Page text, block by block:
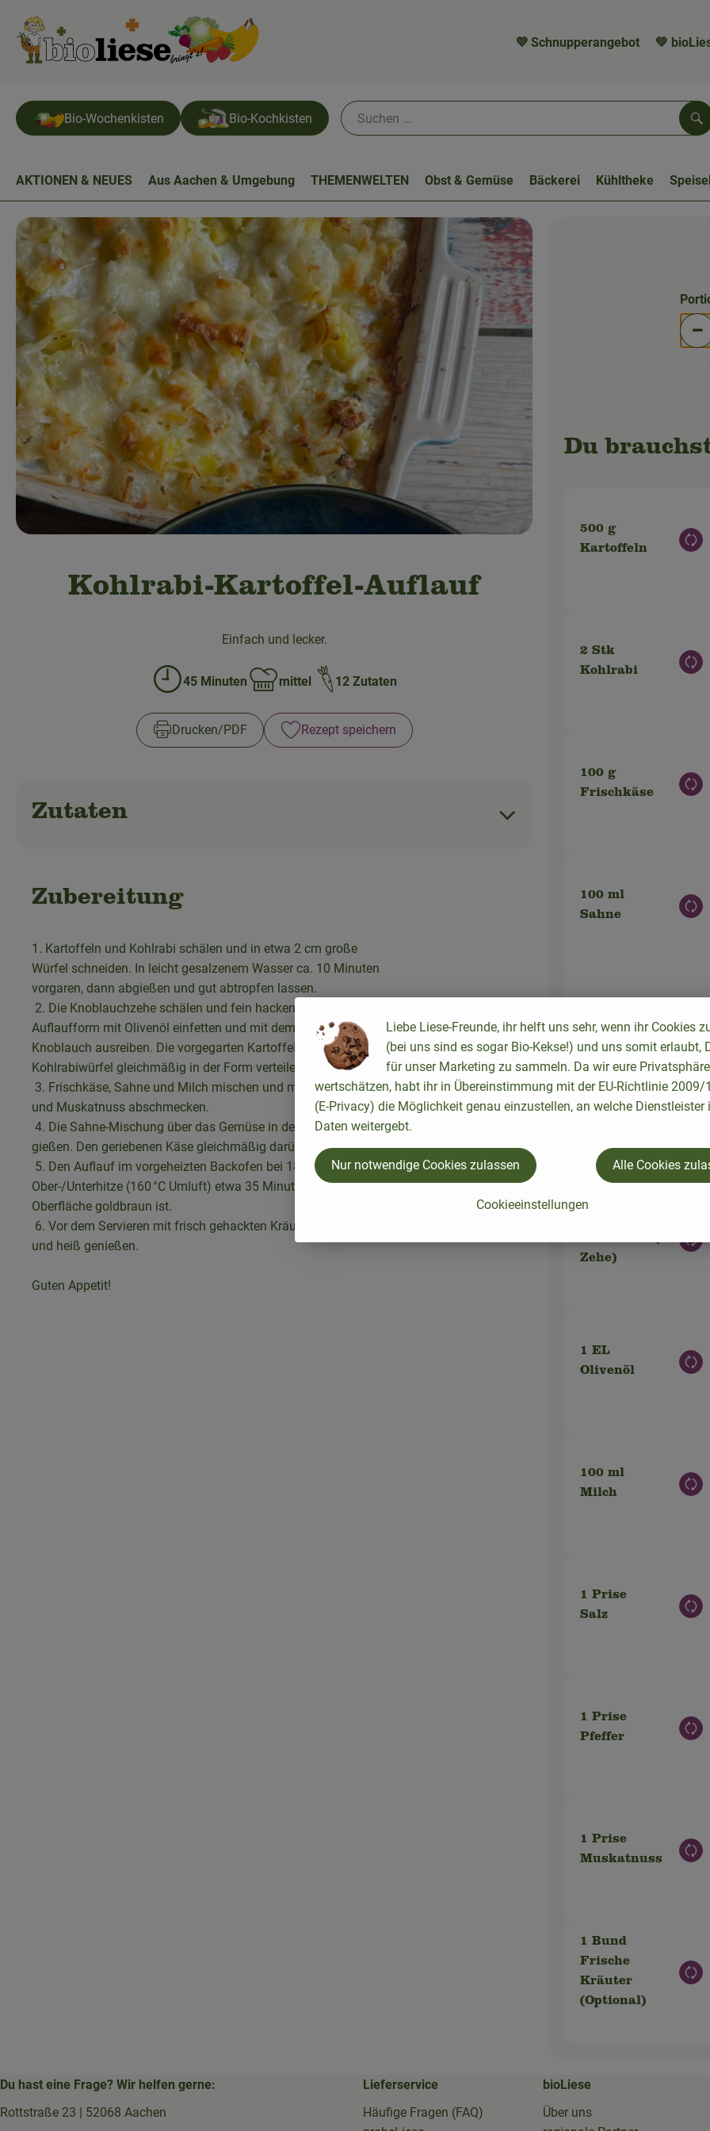
💜 Schnupperangebot 💚
Bio-Wochenkisten Bio-Kochkisten
AKTIONEN & NEUES Aus Aachen & Umgebung THEMENWELTEN Obst & Gemüse Bäckerei Kühltheke
Kohlrabi-Kartoffel-Auflauf
Einfach und lecker.
Zubreitungszeit:
45 Minuten
Schwierigkeit:
mittel 12 Zutaten
Drucken​/​PDF Rezept speichern
Zutaten
Zubereitung
1. Kartoffeln und Kohlrabi schälen und in etwa 2 cm große
Würfel schneiden. In leicht gesalzenem Wasser ca. 10 Minuten
vorgaren, dann abgießen und gut abtropfen lassen.
2. Die Knoblauchzehe schälen und fein hacken. Eine
Auflaufform mit Olivenöl einfetten und mit dem gehackten
Knoblauch ausreiben. Die vorgegarten Kartoffel- und
Kohlrabiwürfel gleichmäßig in der Form verteilen.
3. Frischkäse, Sahne und Milch mischen und mit Salz, Pfeffer
und Muskatnuss abschmecken.
4. Die Sahne-Mischung über das Gemüse in der Auflaufform
gießen. Den geriebenen Käse gleichmäßig darüber streuen.
5. Den Auflauf im vorgeheizten Backofen bei 180 °C
Ober-/Unterhitze (160 °C Umluft) etwa 35 Minuten backen, bis die
Oberfläche goldbraun ist.
6. Vor dem Servieren mit frisch gehackten Kräutern bestreuen
und heiß genießen.
Guten Appetit!
Du
500 g
Kartoffeln
2 Stk
Kohlrabi
100 g
Frischkäse
100 ml
Sahne
Du hast
Knoblauch (1
Zehe)
1 EL
Olivenöl
100 ml
Milch
1 Prise
Salz
1 Prise
Pfeffer
1 Prise
Muskatnuss
1 Bund
Frische
Kräuter
(Optional)
Du hast eine Frage? Wir helfen gerne:
Rottstraße 23 | 52068 Aachen
Lieferservice
Häufige Fragen (FAQ)
bioLiese
Über uns
Liebe Liese-Freunde, ihr helft uns sehr, wenn ihr Cookies
(bei uns sind es sogar Bio-Kekse!) und uns somit erlaubt,
für unser Marketing zu sammeln. Da wir eure
wertschätzen, habt ihr in Übereinstimmung mit der EU-Richtlinie 2009/
(E-Privacy) die Möglichkeit genau einzustellen, an welche Dienstleister
Daten weitergebt.
Cookieeinstellungen
Nur notwendige Cookies zulassen Alle Cookies